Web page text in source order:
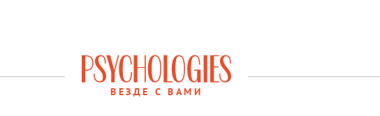
ВЕЗДЕ С ВАМИ